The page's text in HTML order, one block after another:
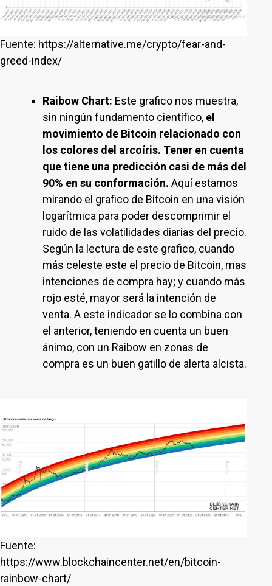
Fuente: https://alternative.me/crypto/fear-and-
greed-index/
Raibow Chart: Este grafico nos muestra,
sin ningún fundamento científico, el
movimiento de Bitcoin relacionado con
los colores del arcoíris. Tener en cuenta
que tiene una predicción casi de más del
90% en su conformación. Aquí estamos
mirando el grafico de Bitcoin en una visión
logarítmica para poder descomprimir el
ruido de las volatilidades diarias del precio.
Según la lectura de este grafico, cuando
más celeste este el precio de Bitcoin, mas
intenciones de compra hay; y cuando más
rojo esté, mayor será la intención de
venta. A este indicador se lo combina con
el anterior, teniendo en cuenta un buen
ánimo, con un Raibow en zonas de
compra es un buen gatillo de alerta alcista.
Fuente:
https://www.blockchaincenter.net/en/bitcoin-
rainbow-chart/